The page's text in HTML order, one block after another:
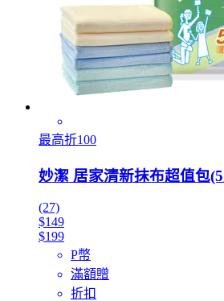
最高折100
妙潔 居家清新抹布超值包
(27)
$149
$199
P幣
滿額贈
折扣